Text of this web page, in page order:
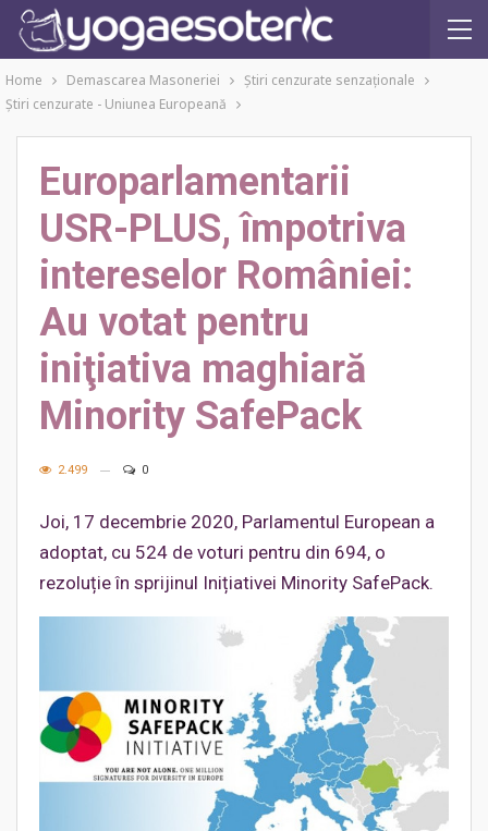
Home Demascarea Masoneriei
Ştiri cenzurate senzaţionale
Ştiri cenzurate - Uniunea Europeană
Europarlamentarii
USR-PLUS, împotriva
intereselor României:
Au votat pentru
iniţiativa maghiară
Minority SafePack
2.499 0
Joi, 17 decembrie 2020, Parlamentul European a
adoptat, cu 524 de voturi pentru din 694, o
rezoluție în sprijinul Inițiativei Minority SafePack.